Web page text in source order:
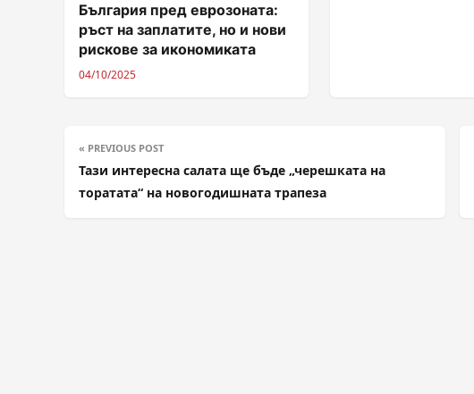
България пред еврозоната:
ръст на заплатите, но и нови
рискове за икономиката
04/10/2025
« PREVIOUS POST
Тази интересна салата ще бъде „черешката на
торатата“ на новогодишната трапеза